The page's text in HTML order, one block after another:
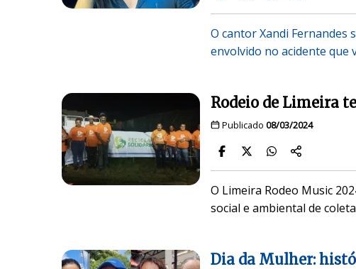
O cantor Xandi Fernandes
envolvido no acidente que
Rodeio de Limeira
Publicado 08/03/2024
O Limeira Rodeo Music
social e ambiental de
Dia da Mulher: